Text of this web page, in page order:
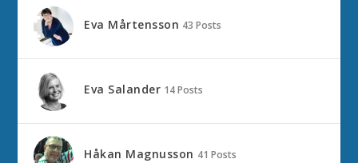
Eva Mårtensson 43 Posts
Eva Salander 14 Posts
Håkan Magnusson 41 Posts